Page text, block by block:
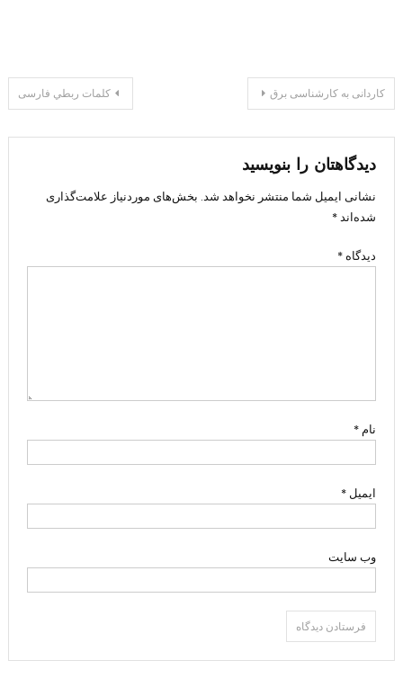
راهبری
نوشته
كلمات ربطي فارسی کاردانی به کارشناسی برق
دیدگاهتان را بنویسید
نشانی ایمیل شما منتشر نخواهد شد. بخش‌های موردنیاز علامت‌گذاری
شده‌اند*
دیدگاه *
نام*
ایمیل *
وب‌ سایت